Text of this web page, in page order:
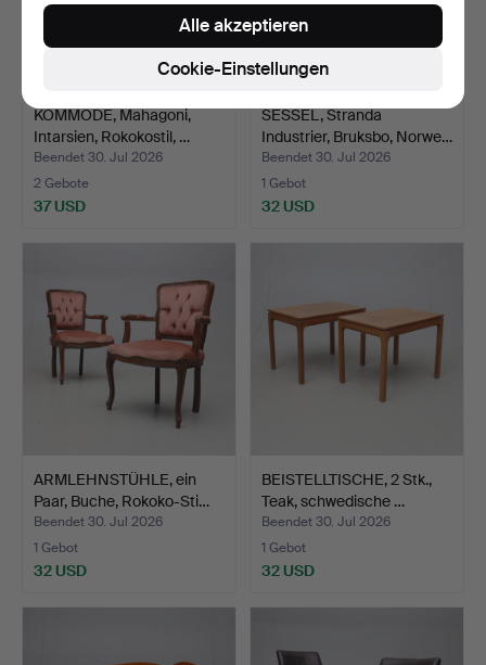
KOMMODE, Mahagoni,
Intarsien, Rokokostil, …
Beendet 30. Jul 2026
2 Gebote
37 USD
SESSEL, Stranda
Industrier, Bruksbo, Norwe…
Beendet 30. Jul 2026
1 Gebot
32 USD
ARMLEHNSTÜHLE, ein
Paar, Buche, Rokoko-Sti…
Beendet 30. Jul 2026
1 Gebot
32 USD
BEISTELLTISCHE, 2 Stk.,
Teak, schwedische …
Beendet 30. Jul 2026
1 Gebot
32 USD
Cookie-Einstellungen
Alle akzeptieren